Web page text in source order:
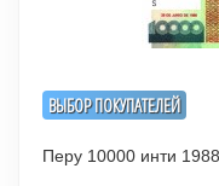
ВЫБОР ПОКУПАТЕЛЕЙ